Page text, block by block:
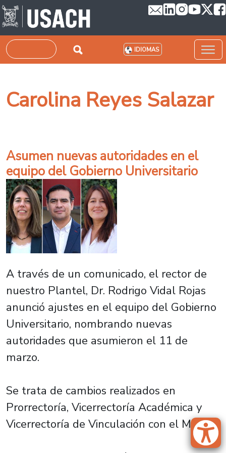
Pasar al contenido principal
Buscar IDIOMAS
Carolina Reyes Salazar
Asumen nuevas autoridades en el
equipo del Gobierno Universitario
A través de un comunicado, el rector de
nuestro Plantel, Dr. Rodrigo Vidal Rojas
anunció ajustes en el equipo del Gobierno
Universitario, nombrando nuevas
autoridades que asumieron el 11 de
marzo.
Se trata de cambios realizados en
Prorrectoría, Vicerrectoría Académica y
Vicerrectoría de Vinculación con el Medio.